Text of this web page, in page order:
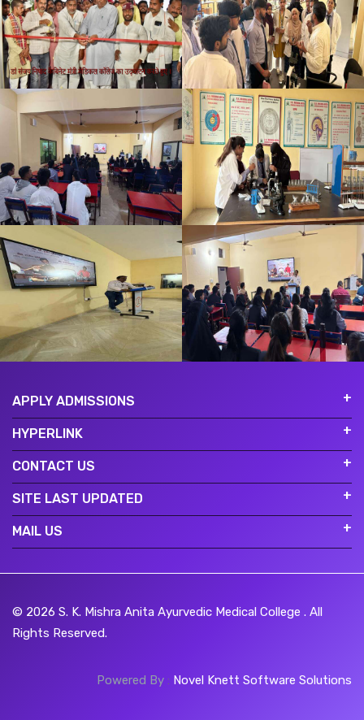
APPLY ADMISSIONS
HYPERLINK
CONTACT US
SITE LAST UPDATED
MAIL US
© 2026 S. K. Mishra Anita Ayurvedic Medical College . All
Rights Reserved.
Powered By : Novel Knett Software Solutions